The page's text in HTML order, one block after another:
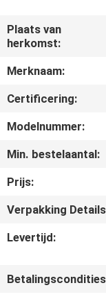
ONGEVEER
ONS
ONS
NIEUWS
Plaats van
herkomst:
Merknaam:
Certificering:
Modelnummer:
Min. bestelaantal:
Prijs:
Verpakking
Levertijd: